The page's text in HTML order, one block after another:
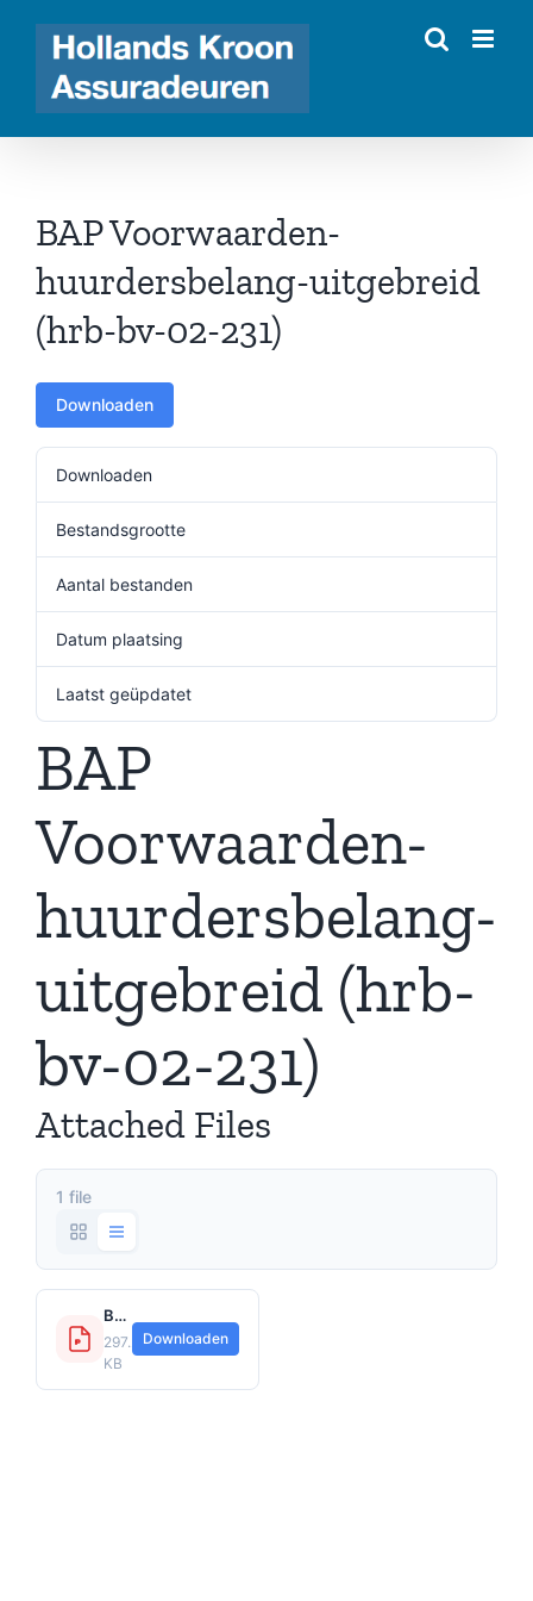
inhoud
BAP Voorwaarden-
huurdersbelang-uitgebreid
(hrb-bv-02-231)
Downloaden
Downloaden
Bestandsgrootte
Aantal bestanden
Datum plaatsing
Laatst geüpdatet
BAP
Voorwaarden-
huurdersbelang-
uitgebreid (hrb-
bv-02-231)
Attached Files
1 file
BAP Voorwaarden-huurdersbelang-uitgebreid (hrb-bv-02-231).pdf
297.27
KB
Downloaden